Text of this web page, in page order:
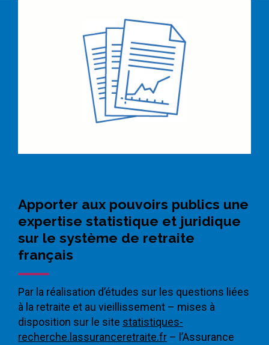
Apporter aux pouvoirs publics une
expertise statistique et juridique
sur le système de retraite
français
Par la réalisation d’études sur les questions liées
à la retraite et au vieillissement – mises à
disposition sur le site statistiques-
recherche.lassuranceretraite.fr – l’Assurance